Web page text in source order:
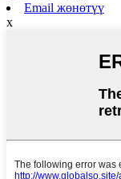
Email жөнөтүү
x